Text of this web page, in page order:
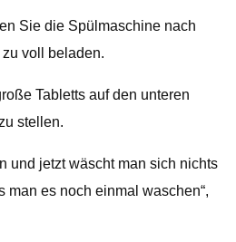
Sie die Spülmaschine nach
voll beladen.
Tabletts auf den unteren
stellen.
und jetzt wäscht man sich nichts
man es noch einmal waschen“,